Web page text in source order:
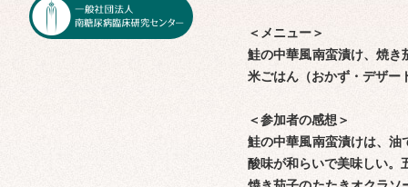
＜メニュー＞
鮭の中華風南蛮漬け、焼き
米ごはん（おかず・デザー
＜参加者の感想＞
鮭の中華風南蛮漬けは、油
酸味が和らいで美味しい。